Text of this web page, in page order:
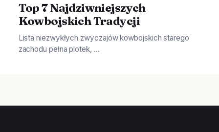
Top 7 Najdziwniejszych
Kowbojskich Tradycji
Lista niezwykłych zwyczajów kowbojskich starego
zachodu pełna plotek, ...